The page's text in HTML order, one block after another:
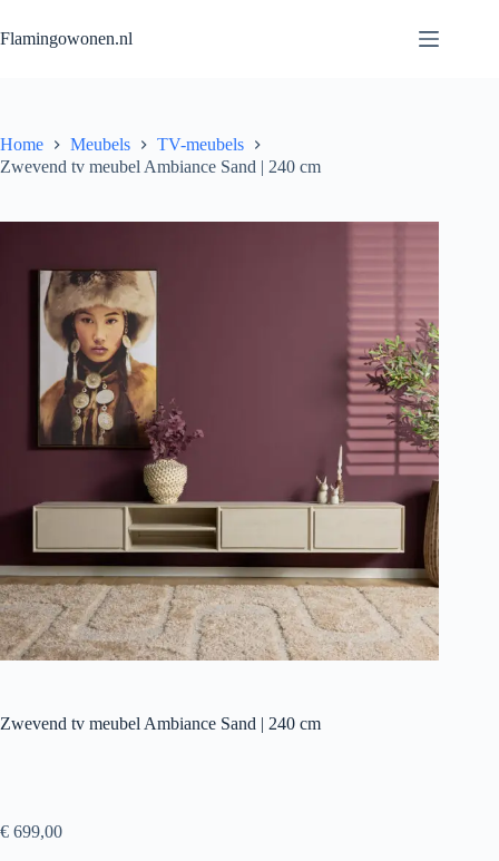
Flamingowonen.nl
Home Meubels
TV-meubels
Zwevend tv meubel Ambiance Sand | 240 cm
Zwevend tv meubel Ambiance Sand | 240 cm
€ 699,00